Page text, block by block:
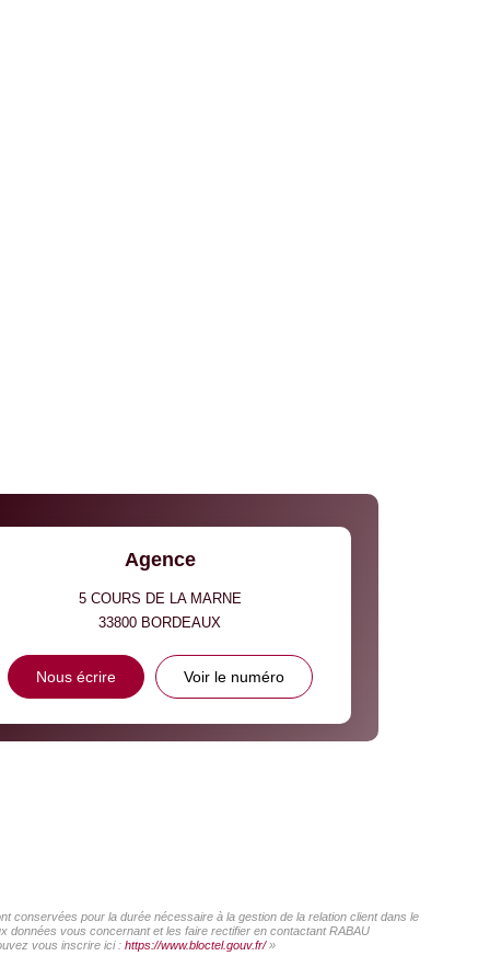
Agence
5 COURS DE LA MARNE
33800 BORDEAUX
Nous écrire Voir le numéro
conservées pour la durée nécessaire à la gestion de la relation client dans le
données vous concernant et les faire rectifier en contactant RABAU
vous inscrire ici : https://www.bloctel.gouv.fr/»